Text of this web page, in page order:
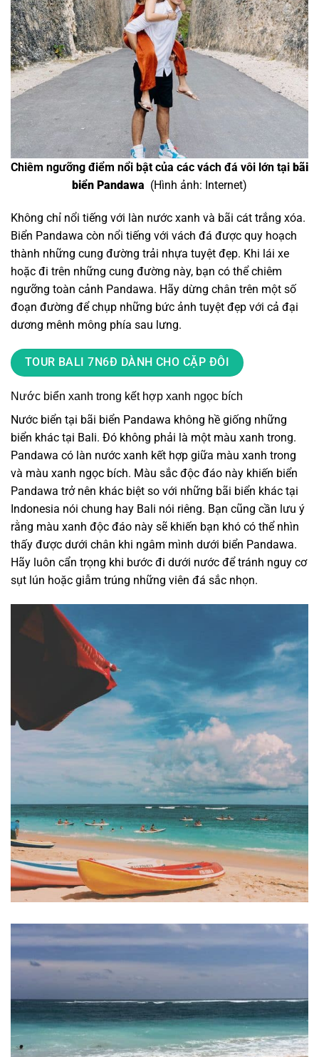
Chiêm ngưỡng điểm nổi bật của các vách đá vôi lớn tại bãi
biển Pandawa (Hình ảnh: Internet)
Không chỉ nổi tiếng với làn nước xanh và bãi cát trắng xóa.
Biển Pandawa còn nổi tiếng với vách đá được quy hoạch
thành những cung đường trải nhựa tuyệt đẹp. Khi lái xe
hoặc đi trên những cung đường này, bạn có thể chiêm
ngưỡng toàn cảnh Pandawa. Hãy dừng chân trên một số
đoạn đường để chụp những bức ảnh tuyệt đẹp với cả đại
dương mênh mông phía sau lưng.
TOUR BALI 7N6Đ DÀNH CHO CẶP ĐÔI
Nước biển xanh trong kết hợp xanh ngọc bích
Nước biển tại bãi biển Pandawa không hề giống những
biển khác tại Bali. Đó không phải là một màu xanh trong.
Pandawa có làn nước xanh kết hợp giữa màu xanh trong
và màu xanh ngọc bích. Màu sắc độc đáo này khiến biển
Pandawa trở nên khác biệt so với những bãi biển khác tại
Indonesia nói chung hay Bali nói riêng. Bạn cũng cần lưu ý
rằng màu xanh độc đáo này sẽ khiến bạn khó có thể nhìn
thấy được dưới chân khi ngâm mình dưới biển Pandawa.
Hãy luôn cẩn trọng khi bước đi dưới nước để tránh nguy cơ
sụt lún hoặc giẫm trúng những viên đá sắc nhọn.